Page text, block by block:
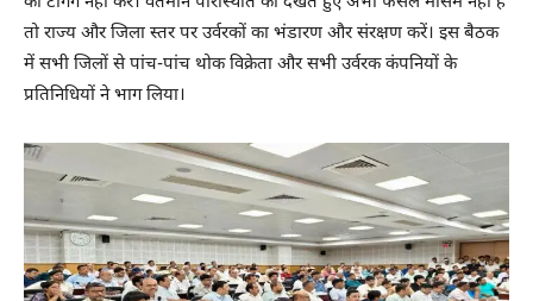
तो राज्य और जिला स्तर पर उर्वरकों का भंडारण और संरक्षण करें। इस बैठक
में सभी जिलों से पांच-पांच थोक विक्रेता और सभी उर्वरक कंपनियों के
प्रतिनिधियों ने भाग लिया।